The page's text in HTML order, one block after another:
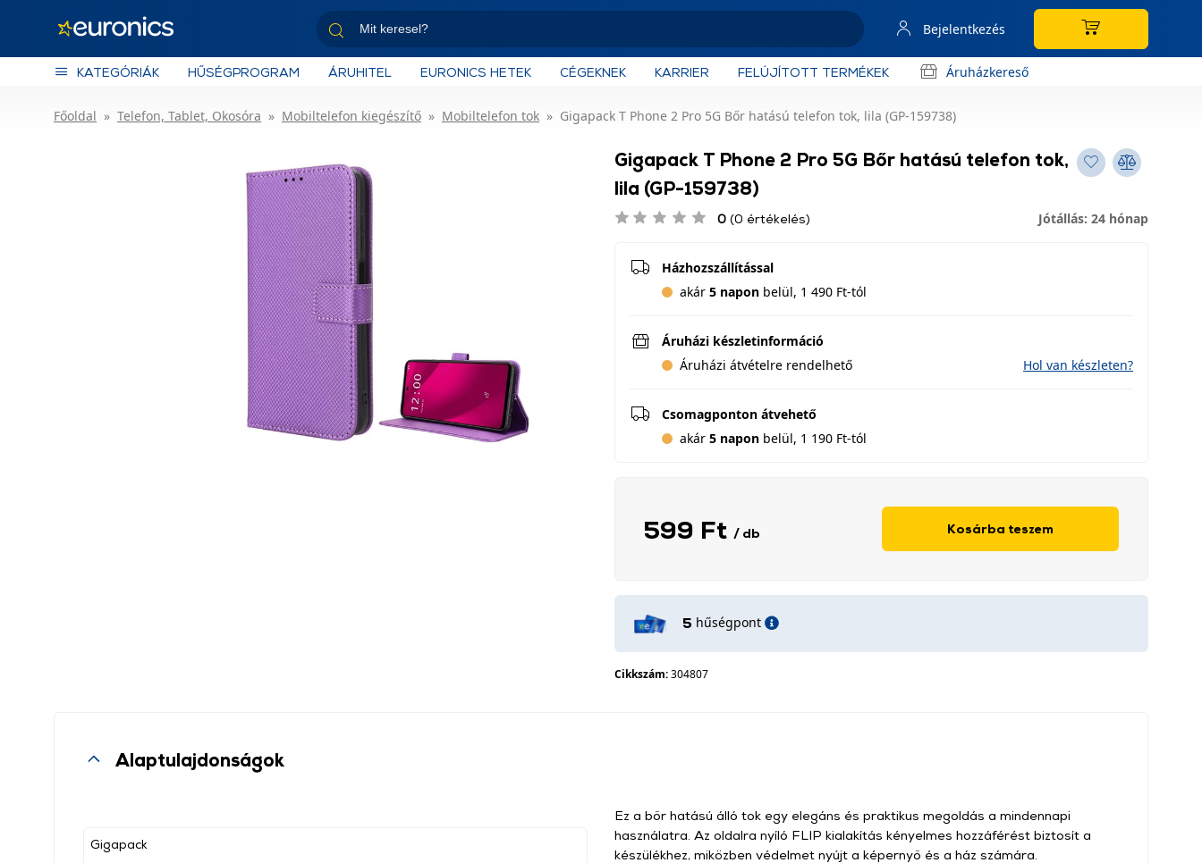
Bejelentkezés
KATEGÓRIÁK HŰSÉGPROGRAM ÁRUHITEL EURONICS HETEK CÉGEKNEK KARRIER FELÚJÍTOTT TERMÉKEK Áruházkereső
Főoldal Telefon, Tablet, Okosóra Mobiltelefon kiegészítő Mobiltelefon tok Gigapack T Phone 2 Pro 5G Bőr hatású telefon tok, lila (GP-159738)
Gigapack T Phone 2 Pro 5G Bőr hatású telefon tok,
lila (GP-159738)
0 (0 értékelés) Jótállás: 24 hónap
Házhozszállítással
akár 5 napon belül, 1 490 Ft-tól
Áruházi készletinformáció
Áruházi átvételre rendelhető
Hol van készleten?
Csomagponton átvehető
akár 5 napon belül, 1 190 Ft-tól
599 Ft / db Kosárba teszem
5 hűségpont
Cikkszám:304807
Alaptulajdonságok
Gigapack
Ez a bőr hatású álló tok egy elegáns és praktikus megoldás a mindennapi
használatra. Az oldalra nyíló FLIP kialakítás kényelmes hozzáférést biztosít a
készülékhez, miközben védelmet nyújt a képernyő és a ház számára.